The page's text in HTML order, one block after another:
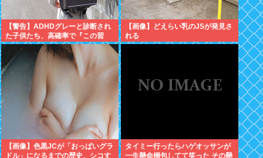
【警告】ADHDグレーと診断され
た子供たち、高確率で『この習
慣』をやっていた→！！！
【画像】どえらい乳のJSが発見さ
れる
【画像】色黒JCが「おっぱいグラ
ドル」になるまでの歴史、シコす
タイミー行ったらハゲオッサンが
一生懸命梱包してて笑った その懸